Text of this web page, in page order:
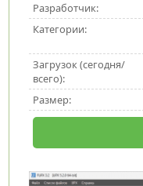
Разработчик:
Категории:
Загрузок (сегодня/
всего):
Размер: